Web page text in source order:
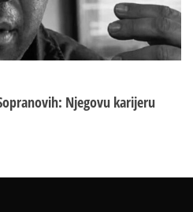
Njegovu karijeru